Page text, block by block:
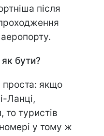
після
бути?
проста: якщо
Ланці,
то туристів
у тому ж